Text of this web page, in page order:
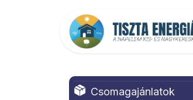
Csomagajánlatok